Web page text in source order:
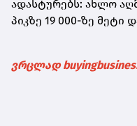
ადასტურებს: ახლო
პიკზე 19 000-ზე მეტი
ვრცლად